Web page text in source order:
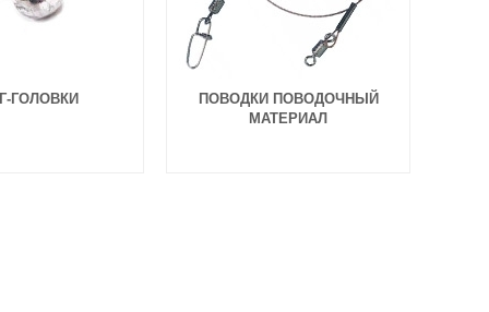
ГОЛОВКИ
ПОВОДКИ ПОВОДОЧНЫЙ
МАТЕРИАЛ